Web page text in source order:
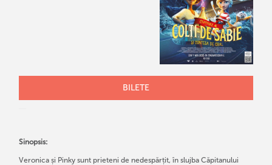
BILETE
Sinopsis:
Veronica și Pinky sunt prieteni de nedespărțit, în slujba Căpitanului